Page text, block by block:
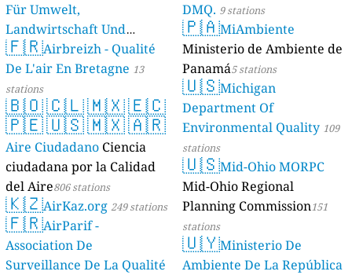
Für Umwelt,
Landwirtschaft Und
Geologie) 50 stations
🇫🇷Airbreizh - Qualité
De L'air En Bretagne 13
stations
🇧🇴🇨🇱🇲🇽🇪🇨
🇵🇪🇺🇸🇲🇽🇦🇷
Aire Ciudadano Ciencia
ciudadana por la Calidad
del Aire806 stations
🇰🇿AirKaz.org 249 stations
🇫🇷AirParif -
Association De
Surveillance De La Qualité
DMQ. 9 stations
🇵🇦MiAmbiente
Ministerio de Ambiente de
Panamá5 stations
🇺🇸Michigan
Department Of
Environmental Quality 109
stations
🇺🇸Mid-Ohio MORPC
Mid-Ohio Regional
Planning Commission151
stations
🇺🇾Ministerio De
Ambiente De La República